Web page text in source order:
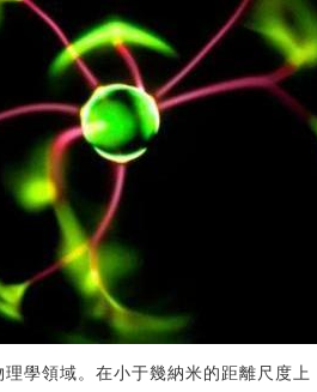
學領域。在小于幾納米的距離尺度